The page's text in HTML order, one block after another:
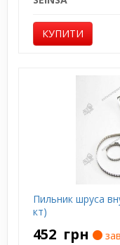
КУПИТИ
Пильник шруса
кт)
452 грн